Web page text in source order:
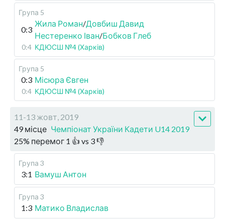
Група 5
0:3
Жила Роман/Довбиш Давид
Нестеренко Іван/Бобков Глеб
0:4 КДЮСШ №4 (Харків)
Група 5
0:3 Місюра Євген
0:4 КДЮСШ №4 (Харків)
11-13 жовт, 2019
49 місце Чемпіонат України Кадети U14 2019
25% перемог 1 👍 vs 3👎
Група 3
3:1 Вамуш Антон
Група 3
1:3 Матико Владислав